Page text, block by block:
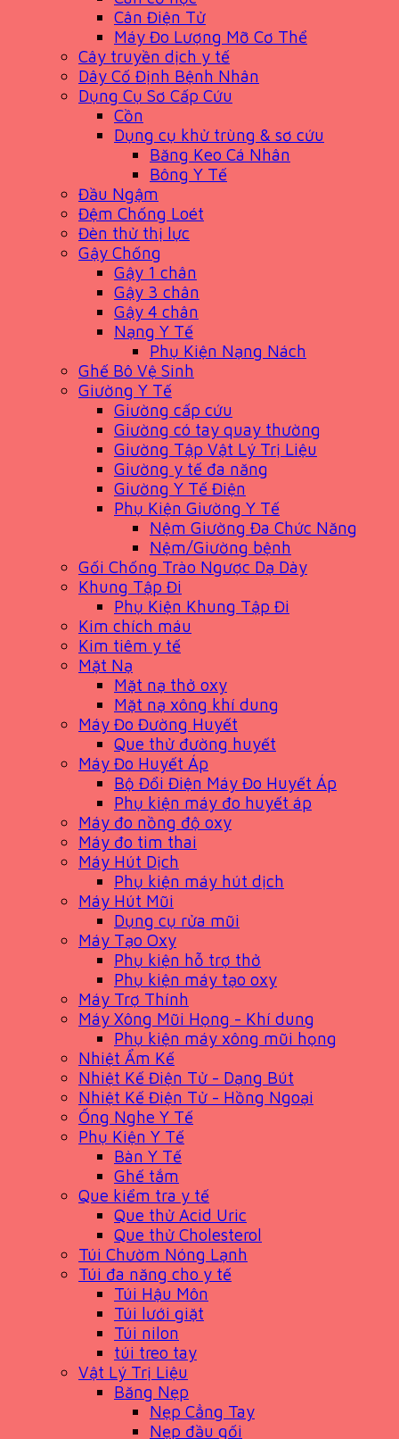
Cân Điện Tử
Máy Đo Lượng Mỡ Cơ Thể
Cây truyền dịch y tế
Dây Cố Định Bệnh Nhân
Dụng Cụ Sơ Cấp Cứu
Cồn
Dụng cụ khử trùng & sơ cứu
Băng Keo Cá Nhân
Bông Y Tế
Đầu Ngậm
Đệm Chống Loét
Đèn thử thị lực
Gậy Chống
Gậy 1 chân
Gậy 3 chân
Gậy 4 chân
Nạng Y Tế
Phụ Kiện Nạng Nách
Ghế Bô Vệ Sinh
Giường Y Tế
Giường cấp cứu
Giường có tay quay thường
Giường Tập Vật Lý Trị Liệu
Giường y tế đa năng
Giường Y Tế Điện
Phụ Kiện Giường Y Tế
Nệm Giường Đa Chức Năng
Nệm/Giường bệnh
Gối Chống Trào Ngược Dạ Dày
Khung Tập Đi
Phụ Kiện Khung Tập Đi
Kim chích máu
Kim tiêm y tế
Mặt Nạ
Mặt nạ thở oxy
Mặt nạ xông khí dung
Máy Đo Đường Huyết
Que thử đường huyết
Máy Đo Huyết Áp
Bộ Đổi Điện Máy Đo Huyết Áp
Phụ kiện máy đo huyết áp
Máy đo nồng độ oxy
Máy đo tim thai
Máy Hút Dịch
Phụ kiện máy hút dịch
Máy Hút Mũi
Dụng cụ rửa mũi
Máy Tạo Oxy
Phụ kiện hỗ trợ thở
Phụ kiện máy tạo oxy
Máy Trợ Thính
Máy Xông Mũi Họng - Khí dung
Phụ kiện máy xông mũi họng
Nhiệt Ẩm Kế
Nhiệt Kế Điện Tử - Dạng Bút
Nhiệt Kế Điện Tử - Hồng Ngoại
Ống Nghe Y Tế
Phụ Kiện Y Tế
Bàn Y Tế
Ghế tắm
Que kiểm tra y tế
Que thử Acid Uric
Que thử Cholesterol
Túi Chườm Nóng Lạnh
Túi đa năng cho y tế
Túi Hậu Môn
Túi lưới giặt
Túi nilon
túi treo tay
Vật Lý Trị Liệu
Băng Nẹp
Nẹp Cẳng Tay
Nẹp đầu gối